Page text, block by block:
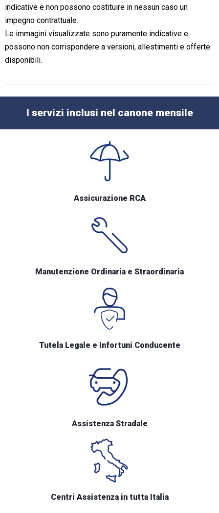
indicative e non possono costituire in nessun caso un
impegno contrattuale.
Le immagini visualizzate sono puramente indicative e
possono non corrispondere a versioni, allestimenti e offerte
disponibili.
I servizi inclusi nel canone mensile
Assicurazione RCA
Manutenzione Ordinaria e Straordinaria
Tutela Legale e Infortuni Conducente
Assistenza Stradale
Centri Assistenza in tutta Italia